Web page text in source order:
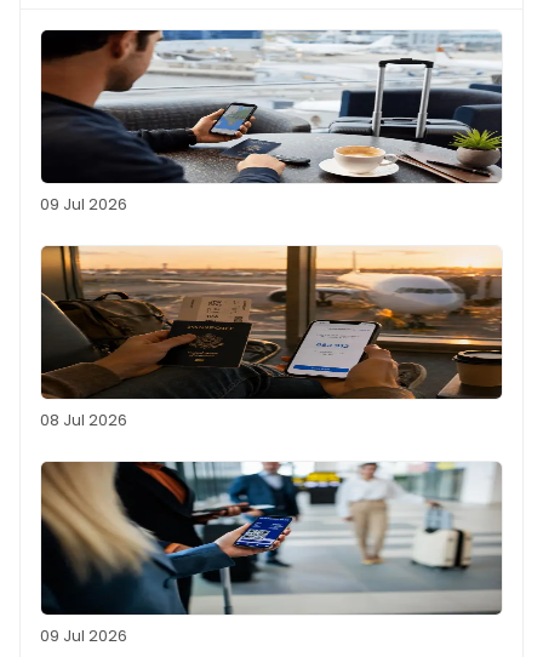
09 Jul 2026
08 Jul 2026
09 Jul 2026